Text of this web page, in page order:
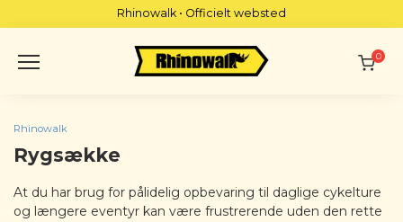
to
Rhinowalk • Officielt websted
0
Rhinowalk
Rygsække
At du har brug for pålidelig opbevaring til daglige cykelture
og længere eventyr kan være frustrerende uden den rette